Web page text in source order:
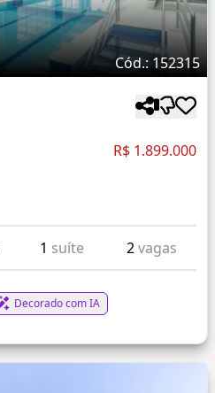
Cód.: 152315
R$ 1.899.000
1 suíte 2vagas
Decorado com IA